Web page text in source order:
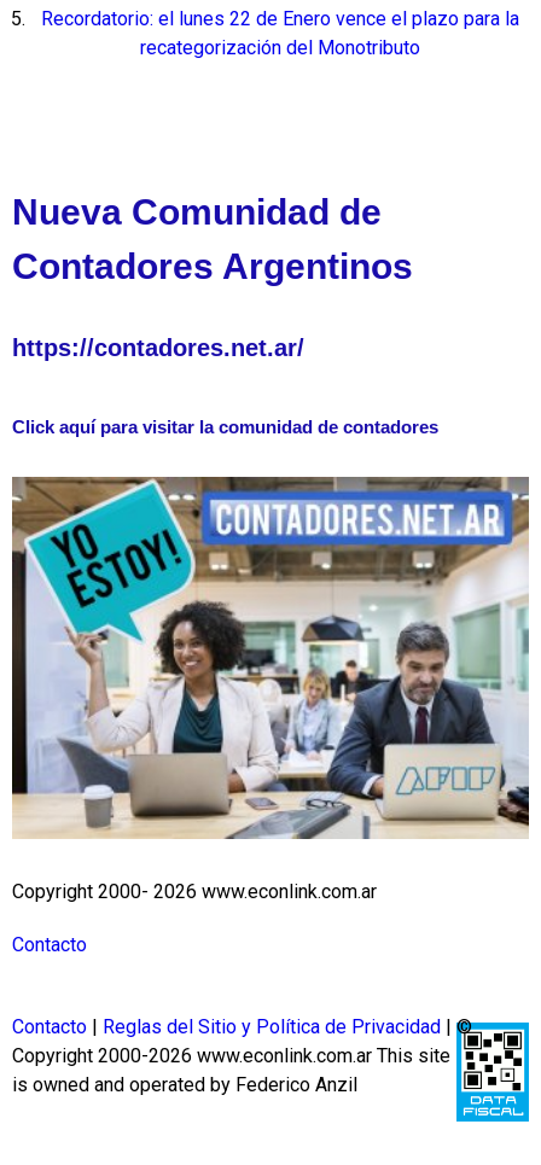
Recordatorio: el lunes 22 de Enero vence el plazo para la
recategorización del Monotributo
Nueva Comunidad de
Contadores Argentinos
https://contadores.net.ar/
Click aquí para visitar la comunidad de contadores
Copyright 2000- 2026 www.econlink.com.ar
Contacto
Contacto | Reglas del Sitio y Política de Privacidad | ©
Copyright 2000-2026 www.econlink.com.ar This site
is owned and operated by Federico Anzil